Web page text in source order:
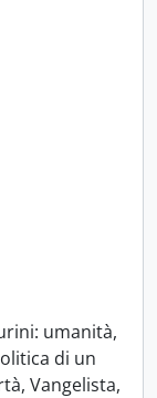
umanità,
di un
Vangelista,